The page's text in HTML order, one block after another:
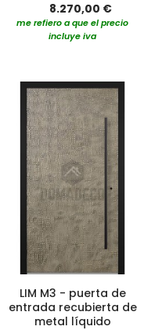
8.270,00 €
me refiero a que el precio
incluye iva
LIM M3 - puerta de
entrada recubierta de
metal líquido